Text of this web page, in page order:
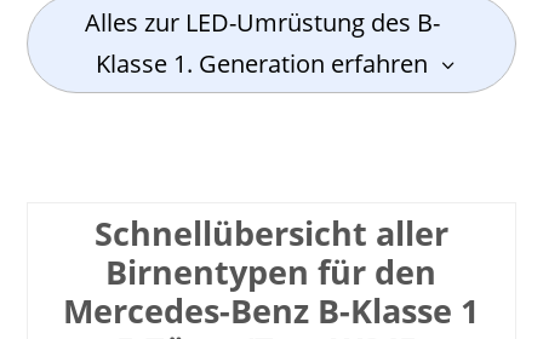
Alles zur LED-Umrüstung des B-
Klasse 1. Generation erfahren
Schnell­übersicht aller
Birnen­typen für den
Mercedes-Benz B-Klasse 1